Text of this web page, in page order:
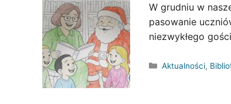
W grudniu w
pasowanie
niezwykłego
Kategorie
Aktualności,